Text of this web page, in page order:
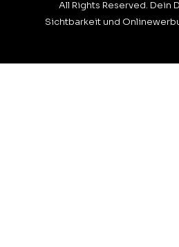
All Rights Reserved. Dein
Sichtbarkeit und